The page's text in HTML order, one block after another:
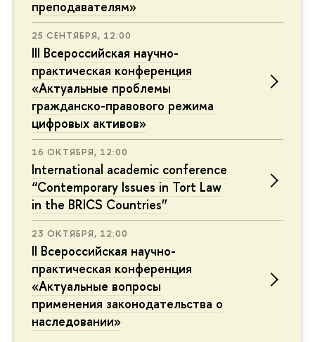
преподавателям»
25 СЕНТЯБРЯ, 12:00
III Всероссийская научно-
практическая конференция
«Актуальные проблемы
гражданско-правового режима
цифровых активов»
16 ОКТЯБРЯ, 12:00
International academic conference
“Contemporary Issues in Tort Law
in the BRICS Countries”
23 ОКТЯБРЯ, 12:00
II Всероссийская научно-
практическая конференция
«Актуальные вопросы
применения законодательства о
наследовании»